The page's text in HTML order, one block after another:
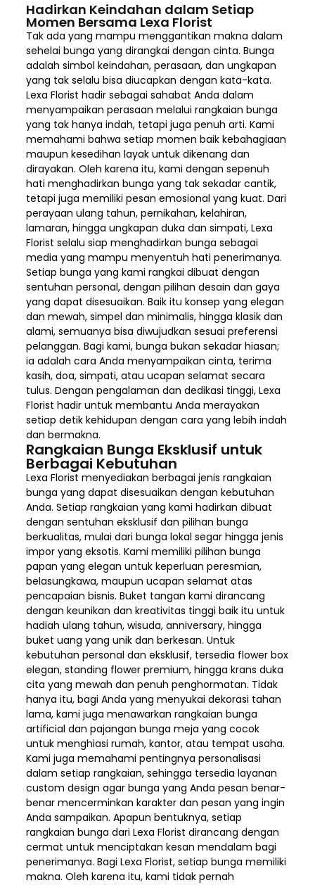
Hadirkan Keindahan dalam Setiap
Momen Bersama Lexa Florist
Tak ada yang mampu menggantikan makna dalam
sehelai bunga yang dirangkai dengan cinta. Bunga
adalah simbol keindahan, perasaan, dan ungkapan
yang tak selalu bisa diucapkan dengan kata-kata.
Lexa Florist hadir sebagai sahabat Anda dalam
menyampaikan perasaan melalui rangkaian bunga
yang tak hanya indah, tetapi juga penuh arti. Kami
memahami bahwa setiap momen baik kebahagiaan
maupun kesedihan layak untuk dikenang dan
dirayakan. Oleh karena itu, kami dengan sepenuh
hati menghadirkan bunga yang tak sekadar cantik,
tetapi juga memiliki pesan emosional yang kuat. Dari
perayaan ulang tahun, pernikahan, kelahiran,
lamaran, hingga ungkapan duka dan simpati, Lexa
Florist selalu siap menghadirkan bunga sebagai
media yang mampu menyentuh hati penerimanya.
Setiap bunga yang kami rangkai dibuat dengan
sentuhan personal, dengan pilihan desain dan gaya
yang dapat disesuaikan. Baik itu konsep yang elegan
dan mewah, simpel dan minimalis, hingga klasik dan
alami, semuanya bisa diwujudkan sesuai preferensi
pelanggan. Bagi kami, bunga bukan sekadar hiasan;
ia adalah cara Anda menyampaikan cinta, terima
kasih, doa, simpati, atau ucapan selamat secara
tulus. Dengan pengalaman dan dedikasi tinggi, Lexa
Florist hadir untuk membantu Anda merayakan
setiap detik kehidupan dengan cara yang lebih indah
dan bermakna.
Rangkaian Bunga Eksklusif untuk
Berbagai Kebutuhan
Lexa Florist menyediakan berbagai jenis rangkaian
bunga yang dapat disesuaikan dengan kebutuhan
Anda. Setiap rangkaian yang kami hadirkan dibuat
dengan sentuhan eksklusif dan pilihan bunga
berkualitas, mulai dari bunga lokal segar hingga jenis
impor yang eksotis. Kami memiliki pilihan bunga
papan yang elegan untuk keperluan peresmian,
belasungkawa, maupun ucapan selamat atas
pencapaian bisnis. Buket tangan kami dirancang
dengan keunikan dan kreativitas tinggi baik itu untuk
hadiah ulang tahun, wisuda, anniversary, hingga
buket uang yang unik dan berkesan. Untuk
kebutuhan personal dan eksklusif, tersedia flower box
elegan, standing flower premium, hingga krans duka
cita yang mewah dan penuh penghormatan. Tidak
hanya itu, bagi Anda yang menyukai dekorasi tahan
lama, kami juga menawarkan rangkaian bunga
artificial dan pajangan bunga meja yang cocok
untuk menghiasi rumah, kantor, atau tempat usaha.
Kami juga memahami pentingnya personalisasi
dalam setiap rangkaian, sehingga tersedia layanan
custom design agar bunga yang Anda pesan benar-
benar mencerminkan karakter dan pesan yang ingin
Anda sampaikan. Apapun bentuknya, setiap
rangkaian bunga dari Lexa Florist dirancang dengan
cermat untuk menciptakan kesan mendalam bagi
penerimanya. Bagi Lexa Florist, setiap bunga memiliki
makna. Oleh karena itu, kami tidak pernah